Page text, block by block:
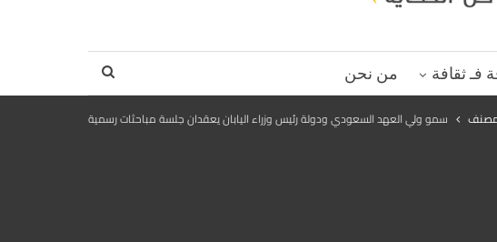
فـ ثقافة من نحن
مصنف سمو ولي العهد السعودي ودولة رئيس وزراء اليابان يعقدان جلسة مباحثات رسمية